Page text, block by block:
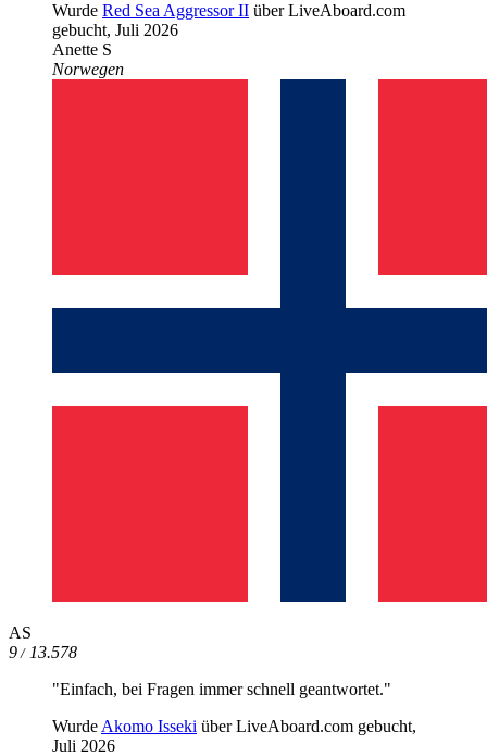
Wurde Red Sea Aggressor II über LiveAboard.com
gebucht, Juli 2026
Anette S
Norwegen
AS
9/13.578
"Einfach, bei Fragen immer schnell geantwortet."
Wurde Akomo Isseki über LiveAboard.com gebucht,
Juli 2026